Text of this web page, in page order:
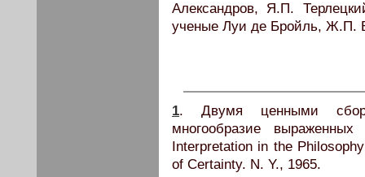
Александров, Я.П.
ученые Луи де Бройль, Ж.П.
1. Двумя ценными
многообразие
Interpretation in the
of Certainty. N. Y., 1965.